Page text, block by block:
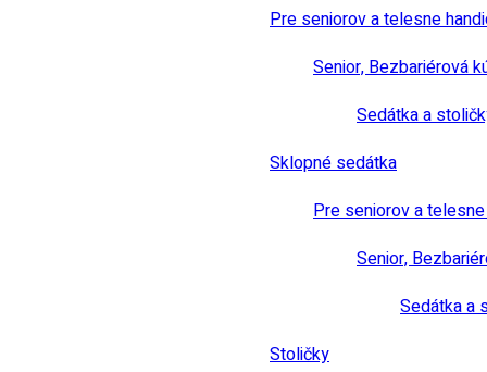
Pre seniorov a telesne
Senior, Bezbariérová
Sedátka a
Sklopné sedátka
Pre seniorov a
Senior,
Sedátka a
Stoličky